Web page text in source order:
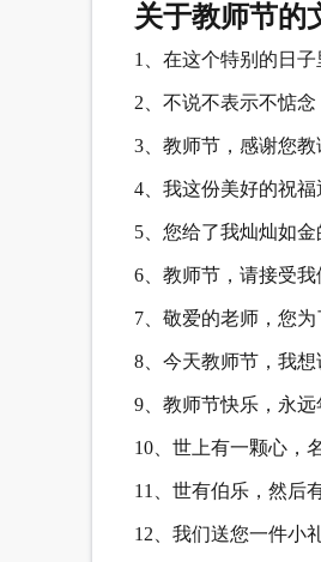
关于教师节的
1、在这个特别的日
2、不说不表示不惦
3、教师节，感谢您
4、我这份美好的祝
5、您给了我灿灿如
6、教师节，请接受
7、敬爱的老师，您
8、今天教师节，我
9、教师节快乐，永
10、世上有一颗心，
11、世有伯乐，然后
12、我们送您一件小